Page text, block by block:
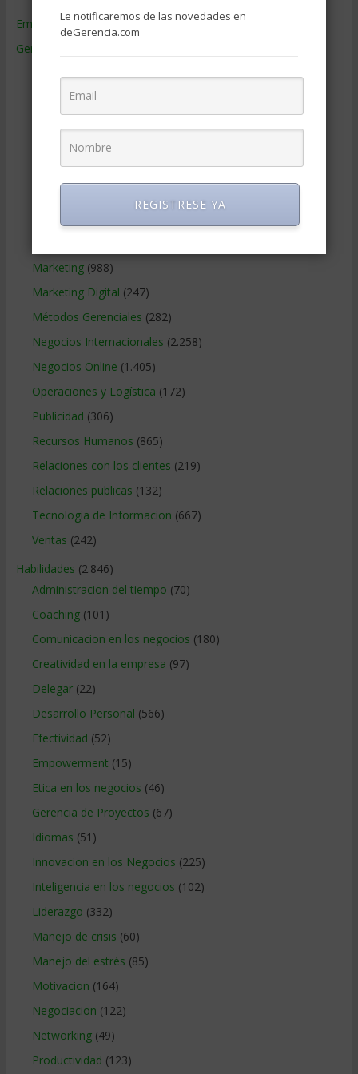
Empresas de Gerencia(38)
Gerencia
Contabilidad(466)
Educacion Gerencial(454)
Estrategia Empresarial
Finanzas Corporativas(748)
Marketing(988)
Marketing Digital (247)
Métodos Gerenciales (282)
Negocios Internacionales (2.258)
Negocios Online (1.405)
Operaciones y Logística (172)
Publicidad (306)
Recursos Humanos (865)
Relaciones con los clientes (219)
Relaciones publicas (132)
Tecnologia de Informacion (667)
Ventas (242)
Habilidades (2.846)
Administracion del tiempo (70)
Coaching(101)
Comunicacion en los negocios (180)
Creatividad en la empresa (97)
Delegar(22)
Desarrollo Personal (566)
Efectividad (52)
Empowerment (15)
Etica en los negocios (46)
Gerencia de Proyectos (67)
Idiomas (51)
Innovacion en los Negocios (225)
Inteligencia en los negocios (102)
Liderazgo (332)
Manejo de crisis (60)
Manejo del estrés (85)
Motivacion (164)
Negociacion (122)
Networking(49)
Productividad (123)
Le notificaremos de las novedades en
deGerencia.com
REGISTRESE YA